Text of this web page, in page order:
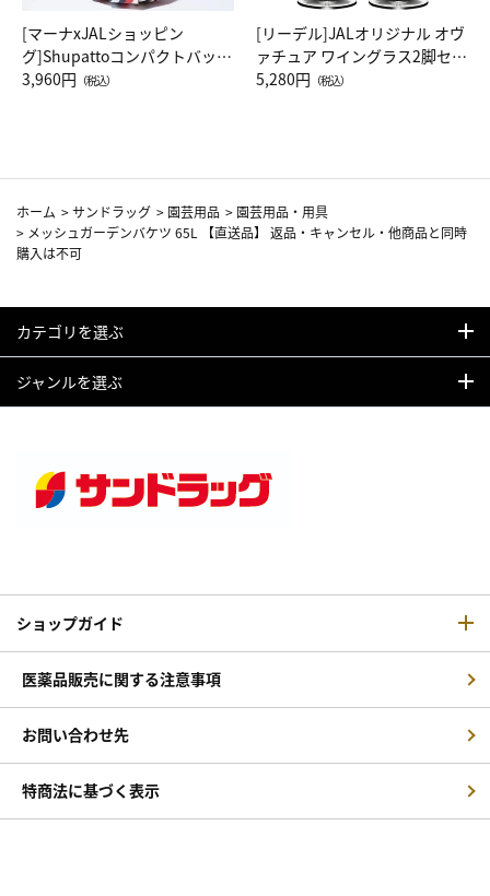
[マーナxJALショッピン
グ]Shupattoコンパクトバッグ
Drop JAL客室乗務員（LC）ス
3,960円 （税込）
[リーデル]JALオリジナル オヴ
ァチュア ワイングラス2脚セッ
ト（レッドワイン）
5,280円 （税込）
ホーム >サンドラッグ > 園芸用品 > 園芸用品・用具
> メッシュガーデンバケツ 65L 【直送品】 返品・キャンセル・他商品と同時
購入は不可
カテゴリを選ぶ
ジャンルを選ぶ
ショップガイド
医薬品販売に関する注意事項
お問い合わせ先
特商法に基づく表示